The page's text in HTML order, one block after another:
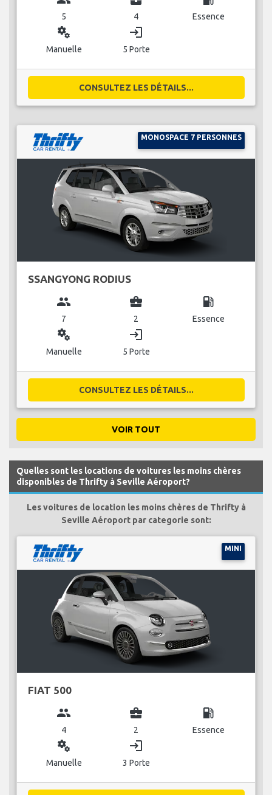
5 4 Essence
miscellaneous_services
Manuelle
login
5 Porte
CONSULTEZ LES DÉTAILS...
MONOSPACE 7 PERSONNES
SSANGYONG RODIUS
group
7
business_center
2
local_gas_station
Essence
miscellaneous_services
Manuelle
login
5 Porte
CONSULTEZ LES DÉTAILS...
VOIR TOUT
Quelles sont les locations de voitures les moins chères
disponibles de Thrifty à Seville Aéroport?
Les voitures de location les moins chères de Thrifty à
Seville Aéroport par categorie sont:
MINI
FIAT 500
group
4
business_center
2
local_gas_station
Essence
miscellaneous_services
Manuelle
login
3 Porte